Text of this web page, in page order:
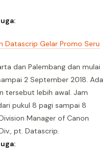
Datascrip Gelar Promo Seru
dan Palembang dan mulai
2 September 2018. Ada
tersebut lebih awal. Jam
pukul 8 pagi sampai 8
Manager of Canon
pt. Datascrip.